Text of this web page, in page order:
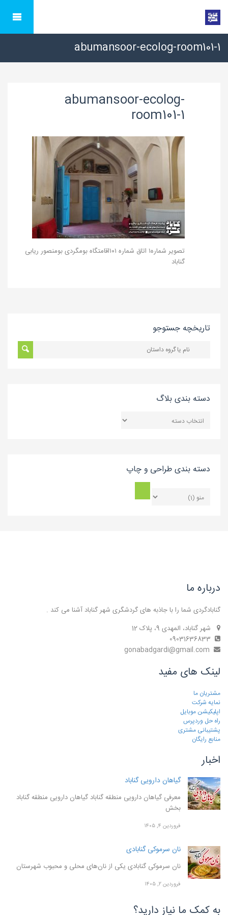
abumansoor-ecolog-room101-1
abumansoor-ecolog-
room101-1
تصویر شماره۱ اتاق شماره ۱۰۱اقامتگاه بومگردی بومنصور ریابی
گناباد
تاریخچه جستوجو
دسته بندی بلاگ
بندی
دسته بندی طراحی و چاپ
درباره ما
گنابادگردی شما را با جاذبه های گردشگری شهر گناباد آشنا می کند .
شهر گناباد، المهدی 9، پلاک 12
لینک های مفید
مشتریان ما
نمایه شرکت
اپلیکیشن موبایل
راه حل وردپرس
پشتیبانی مشتری
منابع رایگان
اخبار
گیاهان دارویی گناباد
معرفی گیاهان دارویی منطقه گناباد گیاهان دارویی منطقه گناباد
بخش
فروردین ۴, ۱۴۰۵
نان سرموکی گنابادی
نان سرموکی گنابادی یکی از نان‌های محلی و محبوب شهرستان
فروردین ۲, ۱۴۰۵
به کمک ما نیاز دارید؟